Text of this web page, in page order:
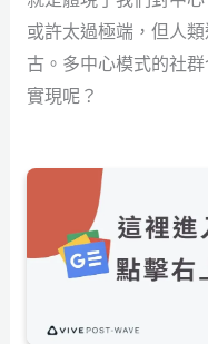
或許太過極端，但人
古。多中心模式的社
實現呢？